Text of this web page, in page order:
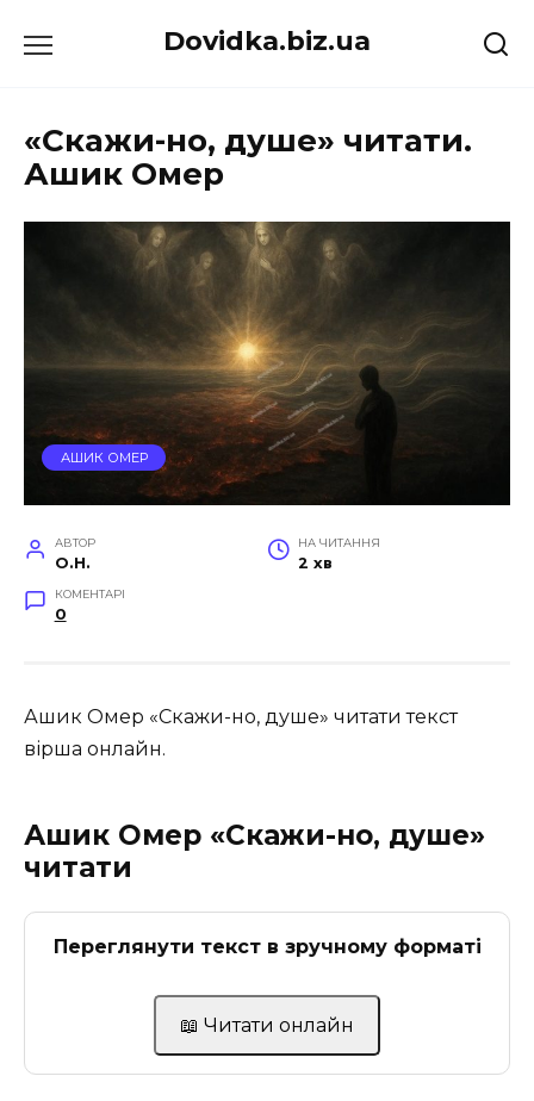
до
Dovidka.biz.ua
«Скажи-но, душе» читати.
Ашик Омер
АШИК ОМЕР
АВТОР
O.H.
НА ЧИТАННЯ
2 хв
КОМЕНТАРІ
0
Ашик Омер «Скажи-но, душе» читати текст
вірша онлайн.
Ашик Омер «Скажи-но, душе»
читати
Переглянути текст в зручному форматі
📖 Читати онлайн